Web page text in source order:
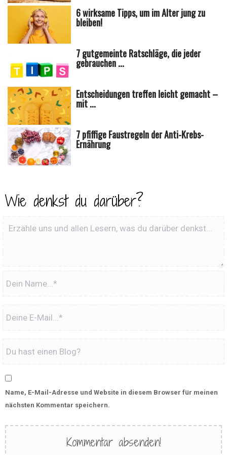
6 wirksame Tipps, um im Alter jung zu
bleiben!
7 gutgemeinte Ratschläge, die jeder
gebrauchen ...
Entscheidungen treffen leicht gemacht –
mit ...
7 pfiffige Faustregeln der Anti-Krebs-
Ernährung
Wie denkst du darüber?
Name, E-Mail-Adresse und Website in diesem Browser für meinen
nächsten Kommentar speichern.